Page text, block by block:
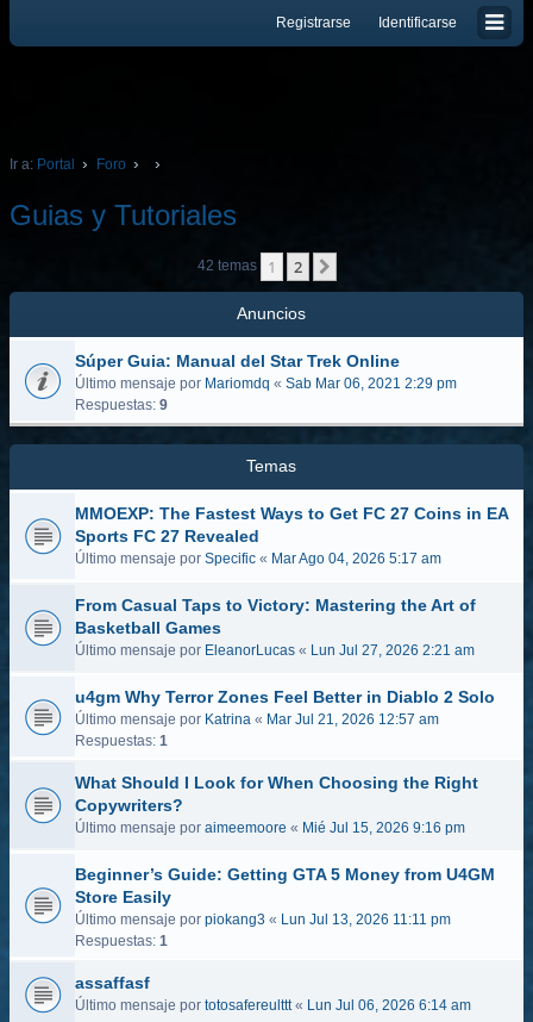
Identificarse
Registrarse
Ir a: Portal Foro
Gui­as y Tutoriales
42 temas 1 2
Anuncios
Súper Gui­a: Manual del Star Trek Online
Último mensaje por Mariomdq « Sab Mar 06, 2021 2:29 pm
Respuestas: 9
Temas
MMOEXP: The Fastest Ways to Get FC 27 Coins in EA
Sports FC 27 Revealed
Último mensaje por Specific « Mar Ago 04, 2026 5:17 am
From Casual Taps to Victory: Mastering the Art of
Basketball Games
Último mensaje por EleanorLucas « Lun Jul 27, 2026 2:21 am
u4gm Why Terror Zones Feel Better in Diablo 2 Solo
Último mensaje por Katrina « Mar Jul 21, 2026 12:57 am
Respuestas: 1
What Should I Look for When Choosing the Right
Copywriters?
Último mensaje por aimeemoore « Mié Jul 15, 2026 9:16 pm
Beginner’s Guide: Getting GTA 5 Money from U4GM
Store Easily
Último mensaje por piokang3 « Lun Jul 13, 2026 11:11 pm
Respuestas: 1
assaffasf
Último mensaje por totosafereulttt« Lun Jul 06, 2026 6:14 am